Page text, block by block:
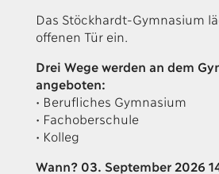
Das Stöckhardt-Gymnasium
offenen Tür ein.
Drei Wege werden an dem
angeboten:
• Berufliches Gymnasium
• Fachoberschule
• Kolleg
Wann? 03. September 2026